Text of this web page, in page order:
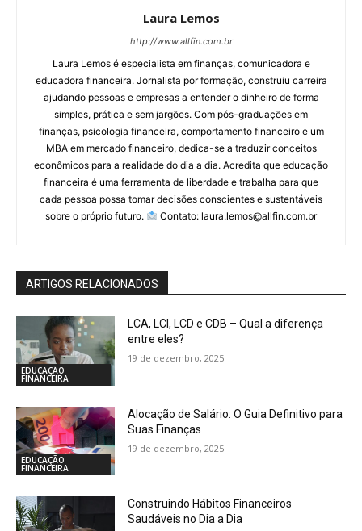
Laura Lemos
http://www.allfin.com.br
Laura Lemos é especialista em finanças, comunicadora e
educadora financeira. Jornalista por formação, construiu carreira
ajudando pessoas e empresas a entender o dinheiro de forma
simples, prática e sem jargões. Com pós-graduações em
finanças, psicologia financeira, comportamento financeiro e um
MBA em mercado financeiro, dedica-se a traduzir conceitos
econômicos para a realidade do dia a dia. Acredita que educação
financeira é uma ferramenta de liberdade e trabalha para que
cada pessoa possa tomar decisões conscientes e sustentáveis
sobre o próprio futuro.
Contato: laura.lemos@allfin.com.br
ARTIGOS RELACIONADOS
EDUCAÇÃO
FINANCEIRA
LCA, LCI, LCD e CDB – Qual a diferença
entre eles?
19 de dezembro, 2025
EDUCAÇÃO
FINANCEIRA
Alocação de Salário: O Guia Definitivo para
Suas Finanças
19 de dezembro, 2025
Construindo Hábitos Financeiros
Saudáveis no Dia a Dia